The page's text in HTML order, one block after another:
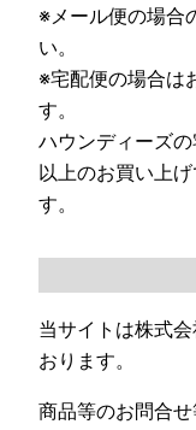
※メール便の場合
い。
※宅配便の場合は
す。
ハウンディーズ
以上のお買い上
す。
当サイトは株式
おります。
商品等のお問合